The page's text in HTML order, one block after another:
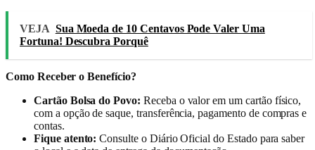
VEJA Sua Moeda de 10 Centavos Pode Valer Uma
Fortuna! Descubra Porquê
Como Receber o Benefício?
Cartão Bolsa do Povo: Receba o valor em um cartão físico,
com a opção de saque, transferência, pagamento de compras e
contas.
Fique atento: Consulte o Diário Oficial do Estado para saber